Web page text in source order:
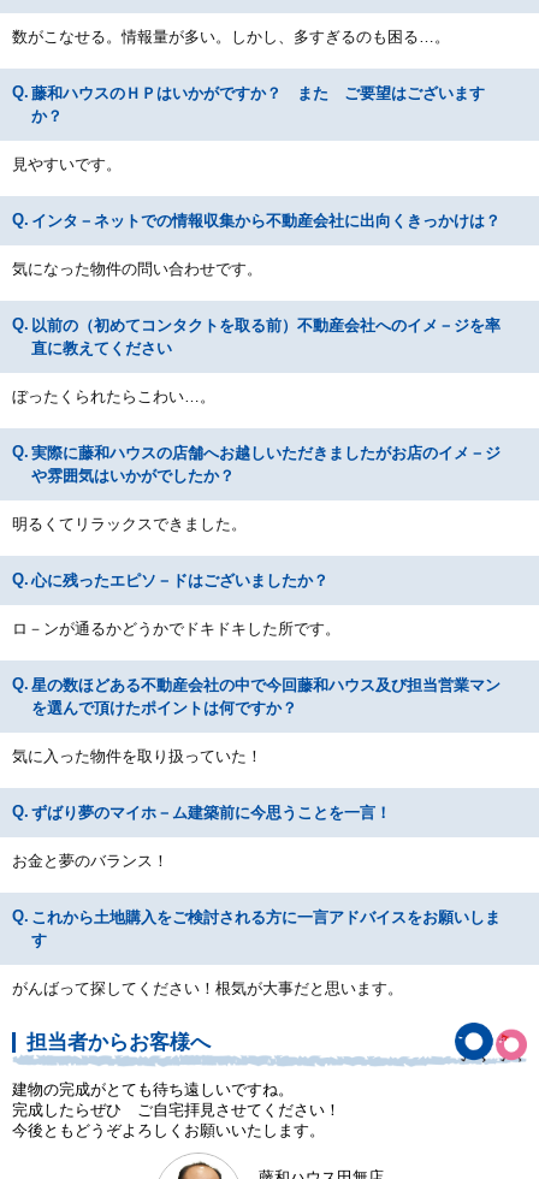
数がこなせる。情報量が多い。しかし、多すぎるのも困る…。
藤和ハウスのＨＰはいかがですか？ また ご要望はございます
か？
見やすいです。
インタ－ネットでの情報収集から不動産会社に出向くきっかけは？
気になった物件の問い合わせです。
以前の（初めてコンタクトを取る前）不動産会社へのイメ－ジを率
直に教えてください
ぼったくられたらこわい…。
実際に藤和ハウスの店舗へお越しいただきましたがお店のイメ－ジ
や雰囲気はいかがでしたか？
明るくてリラックスできました。
心に残ったエピソ－ドはございましたか？
ロ－ンが通るかどうかでドキドキした所です。
星の数ほどある不動産会社の中で今回藤和ハウス及び担当営業マン
を選んで頂けたポイントは何ですか？
気に入った物件を取り扱っていた！
ずばり夢のマイホ－ム建築前に今思うことを一言！
お金と夢のバランス！
これから土地購入をご検討される方に一言アドバイスをお願いしま
す
がんばって探してください！根気が大事だと思います。
担当者からお客様へ
建物の完成がとても待ち遠しいですね。
完成したらぜひ ご自宅拝見させてください！
今後ともどうぞよろしくお願いいたします。